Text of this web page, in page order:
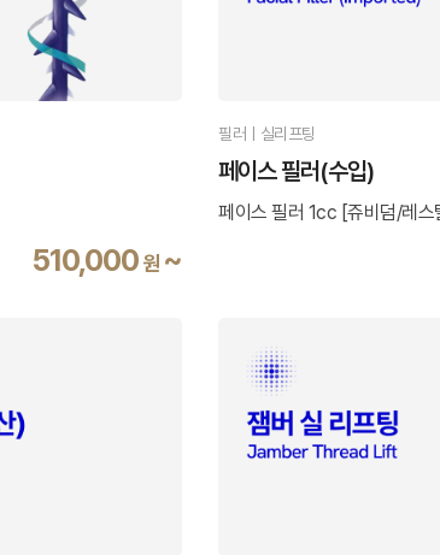
510,000 원 ~
필러ㅣ실리프팅
페이스 필러(수입)
페이스 필러 1cc [쥬비덤/레스